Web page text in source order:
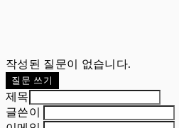
작성된 질문이 없습니다.
질문 쓰기
제목
글쓴이